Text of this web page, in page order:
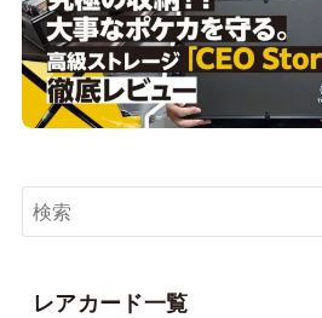
レアカード一覧